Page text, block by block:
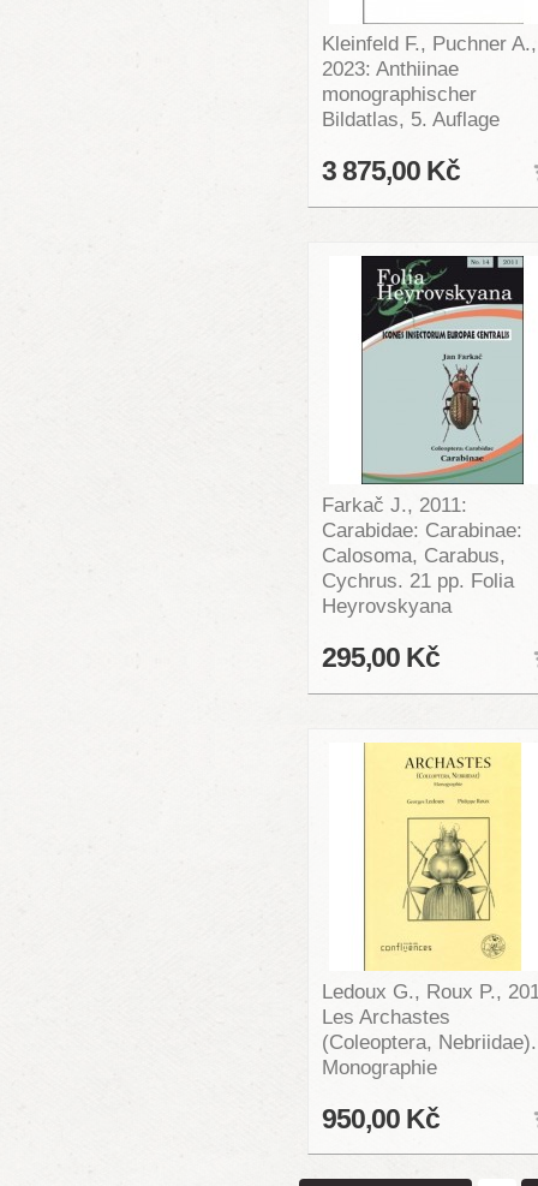
Kleinfeld F., Puchner A.,
2023: Anthiinae
monographischer
Bildatlas, 5. Auflage
3 875,00 Kč
Farkač J., 2011:
Carabidae: Carabinae:
Calosoma, Carabus,
Cychrus. 21 pp. Folia
Heyrovskyana
295,00 Kč
Ledoux G., Roux P.,
Les Archastes
(Coleoptera, Nebriidae).
Monographie
950,00 Kč